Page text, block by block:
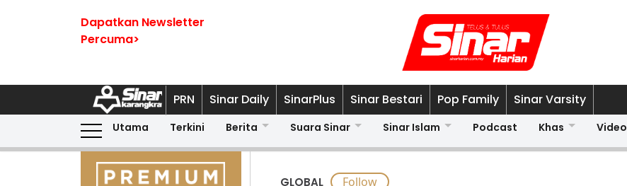
Dapatkan Newsletter
Percuma>
PRN Sinar Daily SinarPlus Sinar Bestari Pop Family Sinar Varsity
Utama Terkini Berita Suara Sinar Sinar Islam Podcast Khas Video
GLOBAL